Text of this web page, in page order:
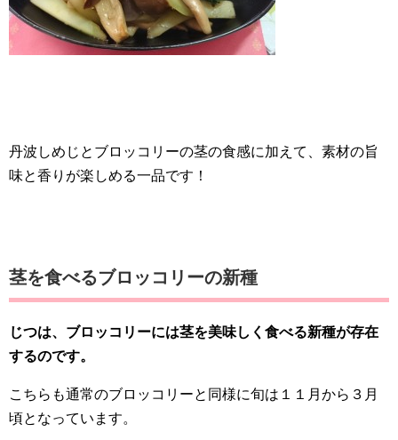
丹波しめじとブロッコリーの茎の食感に加えて、素材の旨
味と香りが楽しめる一品です！
茎を食べるブロッコリーの新種
じつは、ブロッコリーには茎を美味しく食べる新種が存在
するのです。
こちらも通常のブロッコリーと同様に旬は１１月から３月
頃となっています。